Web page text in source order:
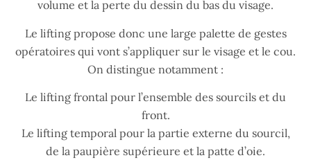
volume et la perte du dessin du bas du visage.
Le lifting propose donc une large palette de gestes
opératoires qui vont s’appliquer sur le visage et le cou.
On distingue notamment :
Le lifting frontal pour l’ensemble des sourcils et du
front.
Le lifting temporal pour la partie externe du sourcil,
de la paupière supérieure et la patte d’oie.